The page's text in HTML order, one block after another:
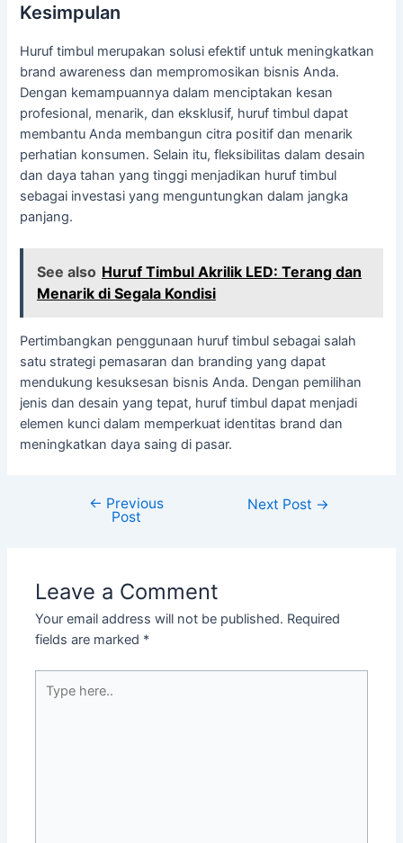
Kesimpulan
Huruf timbul merupakan solusi efektif untuk meningkatkan
brand awareness dan mempromosikan bisnis Anda.
Dengan kemampuannya dalam menciptakan kesan
profesional, menarik, dan eksklusif, huruf timbul dapat
membantu Anda membangun citra positif dan menarik
perhatian konsumen. Selain itu, fleksibilitas dalam desain
dan daya tahan yang tinggi menjadikan huruf timbul
sebagai investasi yang menguntungkan dalam jangka
panjang.
See also Huruf Timbul Akrilik LED: Terang dan
Menarik di Segala Kondisi
Pertimbangkan penggunaan huruf timbul sebagai salah
satu strategi pemasaran dan branding yang dapat
mendukung kesuksesan bisnis Anda. Dengan pemilihan
jenis dan desain yang tepat, huruf timbul dapat menjadi
elemen kunci dalam memperkuat identitas brand dan
meningkatkan daya saing di pasar.
← Previous
Post
Next Post →
Leave a Comment
Your email address will not be published. Required
fields are marked *
here..